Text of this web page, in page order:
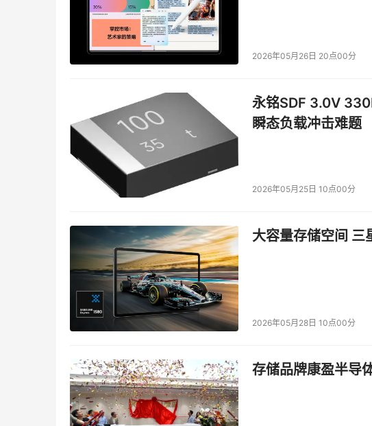
70亿人口中80%的人都将会拥有一台移动通信设备。由于技
需一点购买力就能通过手机做到更多事情，大大改善自己的生
例如，在印度，通过用语音技术和移动设备，IBM使目不识丁
最好的市场价格。
目前，越来越多的社区已经可以通过移动信息技术接触到更
活服务和商业模式，如移动商务和远程医疗保健。
5 沟通：垃圾电邮将绝迹
当人们打开电子邮箱时，常常发现邮箱里充斥着一些无关紧要
无可奈何。但IBM的报告称，这种现象将不会持续多长时间了
这并非意味着各家公司将减少或不再发送“无用”的广告电邮，
且更具针对性。同时，电子邮件过滤器未来也会变得越来越
IBM报告称，该公司正在研发一种即时分析技术，可根据用户
届时，如果某用户在浏览器上常常关注一支乐队的新闻，IBM
的演唱会门票销售广告，并为其提供手机购票取票服务。IBM
项技术将像‘贴身秘书’一样知道你想要什么，你将可以随心所欲
2026年05月26日 20点00分
永铭SDF 3.0V
瞬态负载冲击难题
2026年05月25日 10点00分
大容量存储空间 三
2026年05月28日 10点00分
存储品牌康盈半导